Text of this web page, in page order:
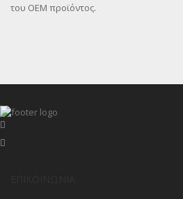
του OEM προϊόντος.